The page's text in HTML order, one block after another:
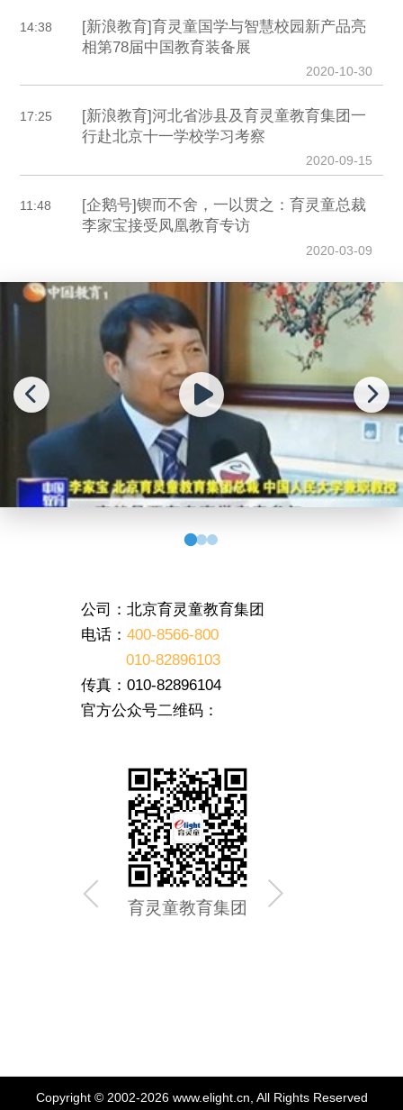
14:38
[新浪教育]育灵童国学与智慧校园新产品亮
相第78届中国教育装备展
2020-10-30
17:25
[新浪教育]河北省涉县及育灵童教育集团一
行赴北京十一学校学习考察
2020-09-15
11:48
[企鹅号]锲而不舍，一以贯之：育灵童总裁
李家宝接受凤凰教育专访
2020-03-09
公司：北京育灵童教育集团
电话： 400-8566-800
010-82896103
传真：010-82896104
官方公众号二维码：
育灵童教育集团
Copyright © 2002-2026 www.elight.cn, All Rights Reserved